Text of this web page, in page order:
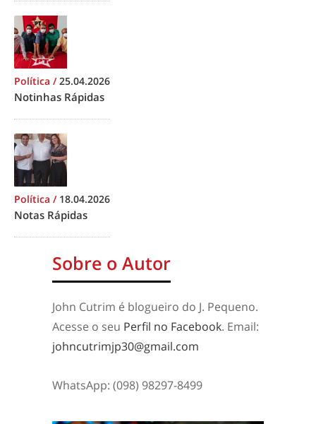
Política /25.04.2026
Notinhas Rápidas
Política / 18.04.2026
Notas Rápidas
Sobre o Autor
John Cutrim é blogueiro do J. Pequeno.
Acesse o seu Perfil no Facebook. Email:
johncutrimjp30@gmail.com
WhatsApp: (098) 98297-8499